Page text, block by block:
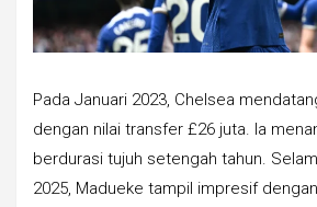
Pada Januari 2023, Chelsea
dengan nilai transfer £26 juta. Ia
berdurasi tujuh setengah tahun.
2025, Madueke tampil impresif